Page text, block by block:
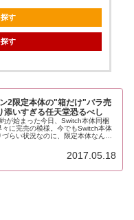
す
す
2限定本体の"箱だけ"バラ売
添いすぎる任天堂恐るべし
が始まった今日、Switch本体同梱
々に完売の模様。今でもSwitch本体
らい状況なのに、限定本体なんて
2017.05.18